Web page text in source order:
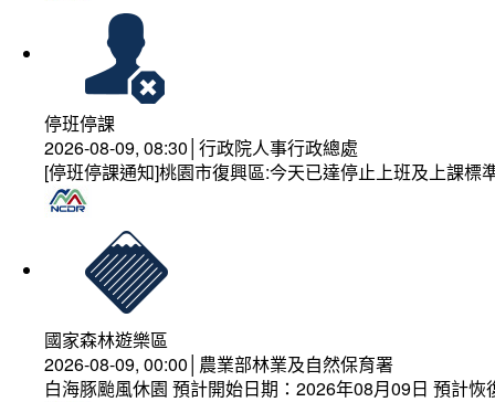
停班停課
2026-08-09, 08:30│行政院人事行政總處
[停班停課通知]桃園市復興區:今天已達停止上班及上課
國家森林遊樂區
2026-08-09, 00:00│農業部林業及自然保育署
白海豚颱風休園 預計開始日期：2026年08月09日 預計